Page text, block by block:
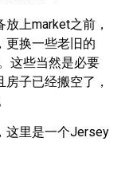
上market之前，
更换一些老旧的
这些当然是必要
子已经搬空了，
这里是一个Jersey